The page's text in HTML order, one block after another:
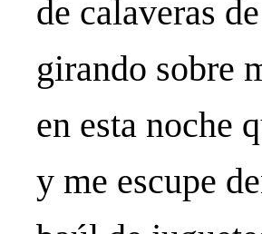
de calaveras
girando sobre
en esta noche
y me escupe